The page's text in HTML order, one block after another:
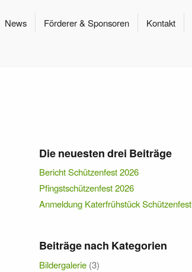
News Förderer & Sponsoren Kontakt
Die neuesten drei Beiträge
Bericht Schützenfest 2026
Pfingstschützenfest 2026
Anmeldung Katerfrühstück Schützenfest
Beiträge nach Kategorien
Bildergalerie (3)